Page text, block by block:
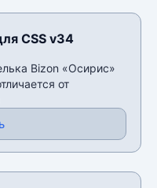
CSS v34
Bizon «Осирис»
от